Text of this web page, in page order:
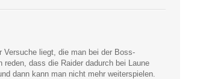
Versuche liegt, die man bei der Boss-
dass die Raider dadurch bei Laune
dann kann man nicht mehr weiterspielen.